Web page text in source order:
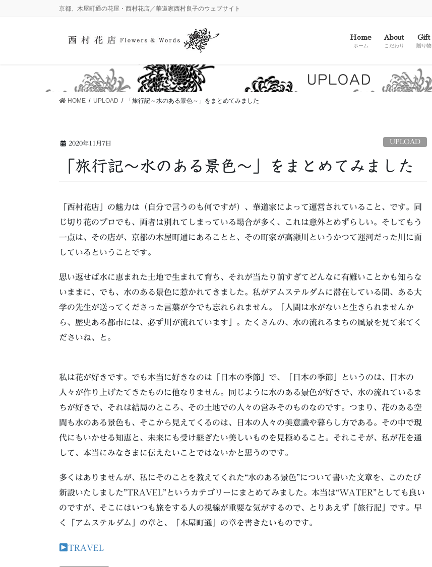
京都、木屋町通の花屋・西村花店／華道家西村良子のウェブサイト
Home
ホーム
About
こだわり
Gift
贈り物
UPLOAD
HOME UPLOAD 「旅行記～水のある景色～」をまとめてみました
2020年11月7日 UPLOAD
「旅行記～水のある景色～」をまとめてみました
「西村花店」の魅力は（自分で言うのも何ですが）、華道家によって運営されていること、です。同
じ切り花のプロでも、両者は別れてしまっている場合が多く、これは意外とめずらしい。そしてもう
一点は、その店が、京都の木屋町通にあることと、その町家が高瀬川というかつて運河だった川に面
しているということです。
思い返せば水に恵まれた土地で生まれて育ち、それが当たり前すぎてどんなに有難いことかも知らな
いままに、でも、水のある景色に惹かれてきました。私がアムステルダムに滞在している間、ある大
学の先生が送ってくださった言葉が今でも忘れられません。「人間は水がないと生きられませんか
ら、歴史ある都市には、必ず川が流れています」。たくさんの、水の流れるまちの風景を見て来てく
ださいね、と。
私は花が好きです。でも本当に好きなのは「日本の季節」で、「日本の季節」というのは、日本の
人々が作り上げたてきたものに他なりません。同じように水のある景色が好きで、水の流れているま
ちが好きで、それは結局のところ、その土地での人々の営みそのものなのです。つまり、花のある空
間も水のある景色も、そこから見えてくるのは、日本の人々の美意識や暮らし方である。その中で現
代にもいかせる知恵と、未来にも受け継ぎたい美しいものを見極めること。それこそが、私が花を通
して、本当にみなさまに伝えたいことではないかと思うのです。
多くはありませんが、私にそのことを教えてくれた“水のある景色”について書いた文章を、このたび
新設いたしました”TRAVEL”というカテゴリーにまとめてみました。本当は“WATER”としても良い
のですが、そこにはいつも旅をする人の視線が重要な気がするので、とりあえず「旅行記」です。早
く「アムステルダム」の章と、「木屋町通」の章を書きたいものです。
TRAVEL